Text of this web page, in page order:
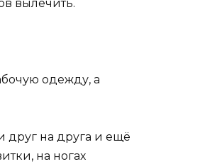
вылечить.
одежду, а
друг на друга и ещё
на ногах